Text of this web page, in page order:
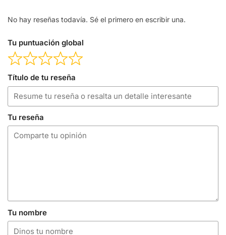
No hay reseñas todavía. Sé el primero en escribir una.
Tu puntuación global
Título de tu reseña
Tu reseña
Tu nombre